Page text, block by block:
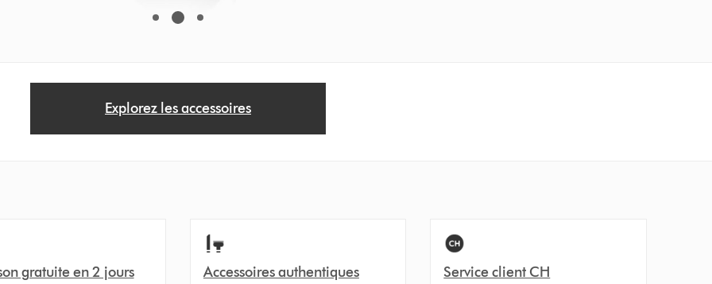
Explorez les accessoires
gratuite en 2 jours
Accessoires authentiques
Service client CH